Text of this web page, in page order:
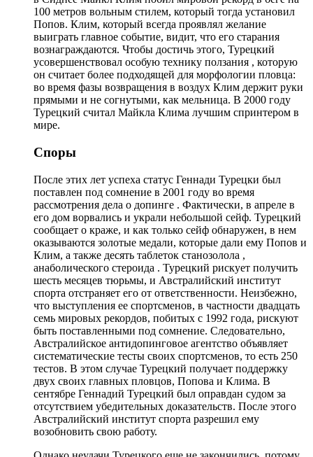
100 метров вольным стилем, который тогда установил
Попов. Клим, который всегда проявлял желание
выиграть главное событие, видит, что его старания
вознаграждаются. Чтобы достичь этого, Турецкий
усовершенствовал особую технику ползания , которую
он считает более подходящей для морфологии пловца:
во время фазы возвращения в воздух Клим держит руки
прямыми и не согнутыми, как мельница. В 2000 году
Турецкий считал Майкла Клима лучшим спринтером в
мире.
Споры
После этих лет успеха статус Геннади Турецки был
поставлен под сомнение в 2001 году во время
рассмотрения дела о допинге . Фактически, в апреле в
его дом ворвались и украли небольшой сейф. Турецкий
сообщает о краже, и как только сейф обнаружен, в нем
оказываются золотые медали, которые дали ему Попов и
Клим, а также десять таблеток станозолола ,
анаболического стероида . Турецкий рискует получить
шесть месяцев тюрьмы, и Австралийский институт
спорта отстраняет его от ответственности. Неизбежно,
что выступления ее спортсменов, в частности двадцать
семь мировых рекордов, побитых с 1992 года, рискуют
быть поставленными под сомнение. Следовательно,
Австралийское антидопинговое агентство объявляет
систематические тесты своих спортсменов, то есть 250
тестов. В этом случае Турецкий получает поддержку
двух своих главных пловцов, Попова и Клима. В
сентябре Геннадий Турецкий был оправдан судом за
отсутствием убедительных доказательств. После этого
Австралийский институт спорта разрешил ему
возобновить свою работу.